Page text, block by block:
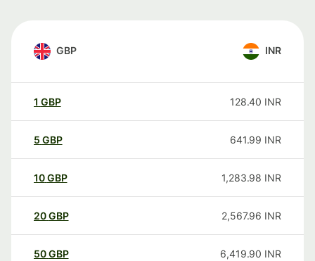
GBP INR
1 GBP 128.40 INR
5 GBP 641.99 INR
10GBP 1,283.98 INR
20GBP 2,567.96 INR
50GBP 6,419.90 INR